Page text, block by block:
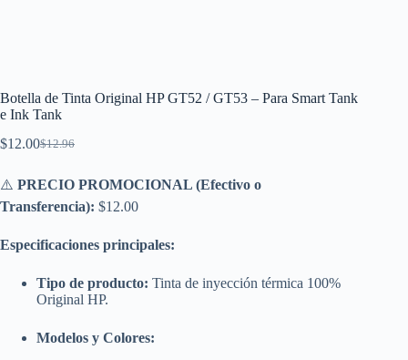
Botella de Tinta Original HP GT52 / GT53 – Para Smart Tank
e Ink Tank
$12.96
El
original
era:
$12.96.
$12.00El
actual
es:
$12.00.
⚠️ PRECIO PROMOCIONAL (Efectivo o
Transferencia): $12.00
Especificaciones principales:
Tipo de producto: Tinta de inyección térmica 100%
Original HP.
Modelos y Colores: